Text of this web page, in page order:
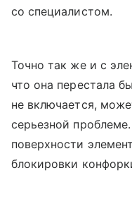
со специалистом.
Точно так же и с
что она перестала
не включается,
серьезной
поверхности
блокировки